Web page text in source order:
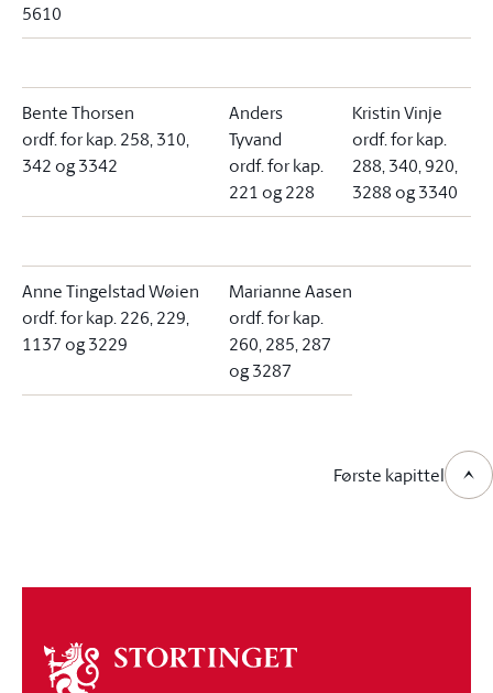
5610
Bente Thorsen
ordf. for kap. 258, 310,
342 og 3342
Anders
Tyvand
ordf. for kap.
221 og 228
Kristin Vinje
ordf. for kap.
288, 340, 920,
3288 og 3340
Anne Tingelstad Wøien
ordf. for kap. 226, 229,
1137 og 3229
Marianne Aasen
ordf. for kap.
260, 285, 287
og 3287
Første kapittel
Om
stortinget